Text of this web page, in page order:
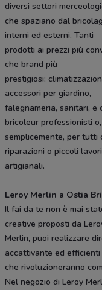
diversi settori
che spaziano dal
interni ed esterni. Tanti
prodotti ai prezzi più
che brand più
prestigiosi:
accessori per giardino,
falegnameria, sanitari, e
bricoleur professionisti o,
semplicemente, per tutti
riparazioni o piccoli lavori
artigianali.
Leroy Merlin a Ostia
Il fai da te non è mai
creative proposti da
Merlin, puoi realizzare
accattivante ed efficienti
che rivoluzioneranno
Nel negozio di Leroy